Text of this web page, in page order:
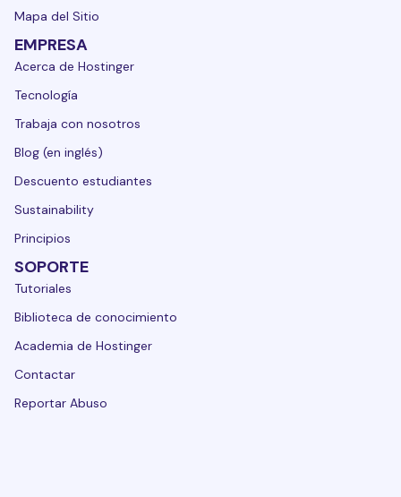
Mapa del Sitio
EMPRESA
Acerca de Hostinger
Tecnología
Trabaja con nosotros
Blog (en inglés)
Descuento estudiantes
Sustainability
Principios
SOPORTE
Tutoriales
Biblioteca de conocimiento
Academia de Hostinger
Contactar
Reportar Abuso